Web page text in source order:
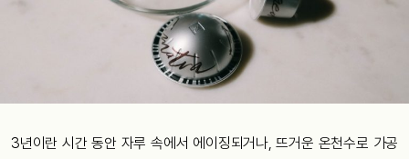
3년이란 시간 동안 자루 속에서 에이징되거나, 뜨거운 온천수로 가공